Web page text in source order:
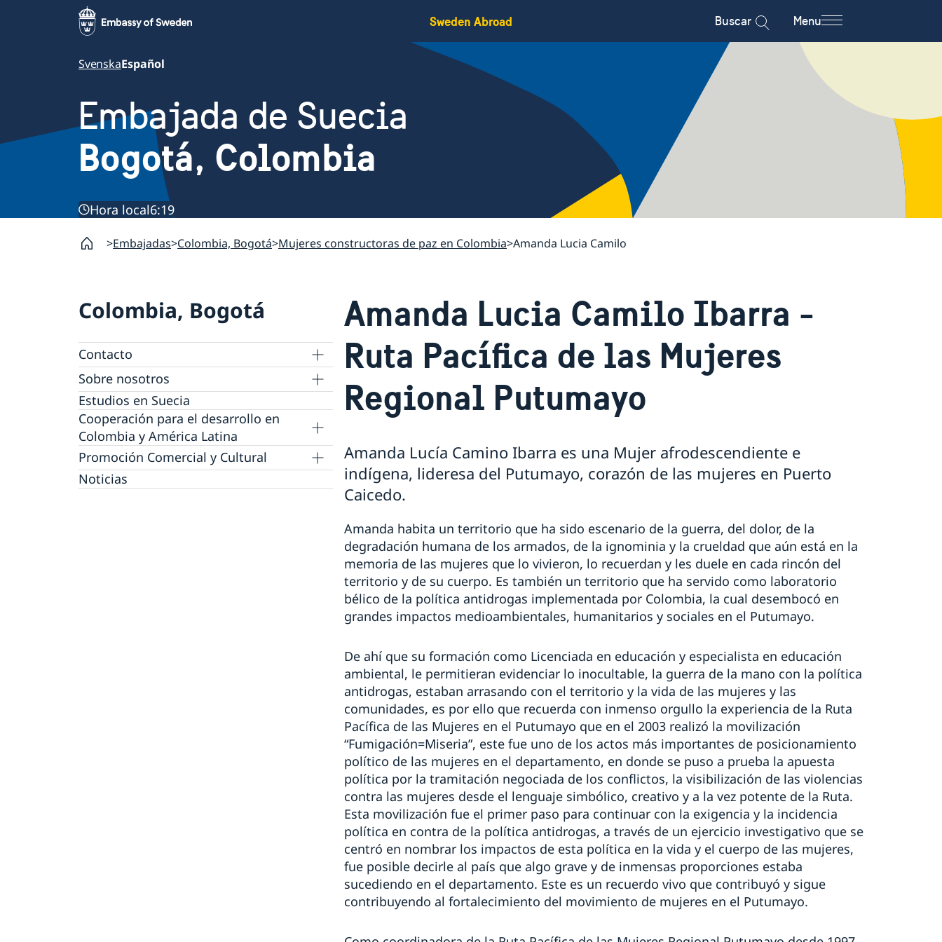
Sweden Abroad Buscar Menu
SvenskaEspañol
Embajada de Suecia
Bogotá, Colombia
Hora local6:19
Embajadas Colombia, Bogotá Mujeres constructoras de paz en Colombia Amanda Lucia Camilo
Colombia, Bogotá
Contacto
Agendar una cita migración
Sobre nosotros
Trabaja con nosotros
Política de protección de datos personales en
las Embajadas
Estudios en Suecia
Cooperación para el desarrollo en
Colombia y América Latina
Cooperación bilateral para el desarrollo en
Colombia
Cooperación regional para el desarrollo en
Promoción Comercial y Cultural
Promoción comercial
Noticias
Amanda Lucia Camilo Ibarra -
Ruta Pacífica de las Mujeres
Regional Putumayo
Amanda Lucía Camino Ibarra es una Mujer afrodescendiente e
indígena, lideresa del Putumayo, corazón de las mujeres en Puerto
Caicedo.
Amanda habita un territorio que ha sido escenario de la guerra, del dolor, de la
degradación humana de los armados, de la ignominia y la crueldad que aún está en la
memoria de las mujeres que lo vivieron, lo recuerdan y les duele en cada rincón del
territorio y de su cuerpo. Es también un territorio que ha servido como laboratorio
bélico de la política antidrogas implementada por Colombia, la cual desembocó en
grandes impactos medioambientales, humanitarios y sociales en el Putumayo.
De ahí que su formación como Licenciada en educación y especialista en educación
ambiental, le permitieran evidenciar lo inocultable, la guerra de la mano con la política
antidrogas, estaban arrasando con el territorio y la vida de las mujeres y las
comunidades, es por ello que recuerda con inmenso orgullo la experiencia de la Ruta
Pacífica de las Mujeres en el Putumayo que en el 2003 realizó la movilización
“Fumigación=Miseria”, este fue uno de los actos más importantes de posicionamiento
político de las mujeres en el departamento, en donde se puso a prueba la apuesta
política por la tramitación negociada de los conflictos, la visibilización de las violencias
contra las mujeres desde el lenguaje simbólico, creativo y a la vez potente de la Ruta.
Esta movilización fue el primer paso para continuar con la exigencia y la incidencia
política en contra de la política antidrogas, a través de un ejercicio investigativo que se
centró en nombrar los impactos de esta política en la vida y el cuerpo de las mujeres,
fue posible decirle al país que algo grave y de inmensas proporciones estaba
sucediendo en el departamento. Este es un recuerdo vivo que contribuyó y sigue
contribuyendo al fortalecimiento del movimiento de mujeres en el Putumayo.